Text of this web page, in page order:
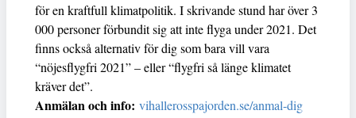
för en kraftfull klimatpolitik. I skrivande stund har över 3
000 personer förbundit sig att inte flyga under 2021. Det
finns också alternativ för dig som bara vill vara
“nöjesflygfri 2021” – eller “flygfri så länge klimatet
kräver det”.
Anmälan och info: vihallerosspajorden.se/anmal-dig